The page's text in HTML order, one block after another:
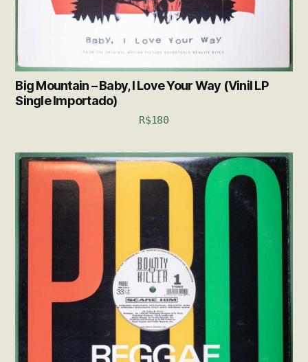
Big Mountain – Baby, I Love Your Way (Vinil LP
Single Importado)
R$180